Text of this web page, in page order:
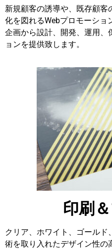
新規顧客の誘導や、既存顧客
化を図れるWebプロモーショ
企画から設計、開発、運用、
ョンを提供致します。
印刷
クリア、ホワイト、ゴール
術を取り入れたデザイン性の